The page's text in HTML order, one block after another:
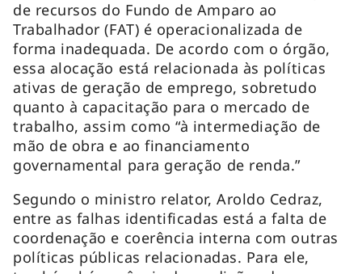
de recursos do Fundo de Amparo ao
Trabalhador (FAT) é operacionalizada de
forma inadequada. De acordo com o órgão,
essa alocação está relacionada às políticas
ativas de geração de emprego, sobretudo
quanto à capacitação para o mercado de
trabalho, assim como “à intermediação de
mão de obra e ao financiamento
governamental para geração de renda.”
Segundo o ministro relator, Aroldo Cedraz,
entre as falhas identificadas está a falta de
coordenação e coerência interna com outras
políticas públicas relacionadas. Para ele,